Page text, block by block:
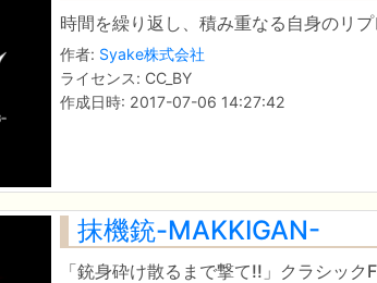
時間を繰り返し、積み重なる自身のリ
作者: Syake株式会社
ライセンス: CC_BY
作成日時: 2017-07-06 14:27:42
抹機銃-MAKKIGAN-
「銃身砕け散るまで撃て!!」クラシッ